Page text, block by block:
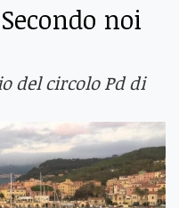
noi
del circolo Pd di